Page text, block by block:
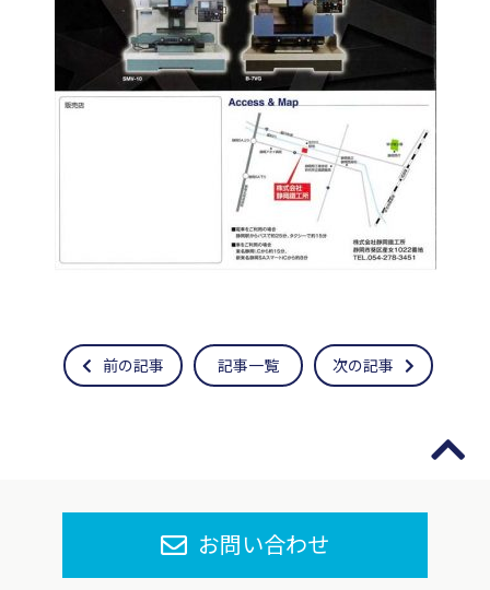
前の記事 記事一覧 次の記事
お問い合わせ